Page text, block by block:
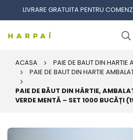
LIVRARE GRATUITA PENTRU
ACASA
PAIE DE BAUT DIN HARTIE
PAIE DE BAUT DIN HARTIE
PAIE DE BĂUT DIN HÂRTIE,
VERDE MENTĂ – SET 1000 BUCĂȚI